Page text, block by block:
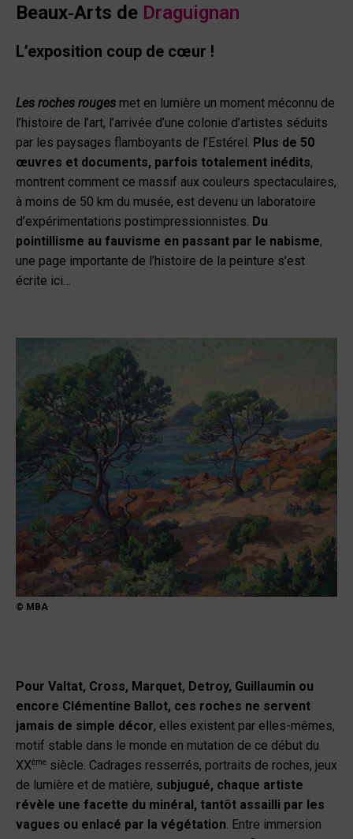
Beaux‑Arts de Draguignan
L’exposition coup de cœur !
Les roches rouges met en lumière un moment méconnu de
l’histoire de l’art, l’arrivée d’une colonie d’artistes séduits
par les paysages flamboyants de l’Estérel. Plus de 50
œuvres et documents, parfois totalement inédits,
montrent comment ce massif aux couleurs spectaculaires,
à moins de 50 km du musée, est devenu un laboratoire
d’expérimentations postimpressionnistes. Du
pointillisme au fauvisme en passant par le nabisme,
une page importante de l’histoire de la peinture s’est
écrite ici…
© MBA
Pour Valtat, Cross, Marquet, Detroy, Guillaumin ou
encore Clémentine Ballot, ces roches ne servent
jamais de simple décor, elles existent par elles-mêmes,
motif stable dans le monde en mutation de ce début du
XXème siècle. Cadrages resserrés, portraits de roches, jeux
de lumière et de matière, subjugué, chaque artiste
révèle une facette du minéral, tantôt assailli par les
vagues ou enlacé par la végétation . Entre immersion